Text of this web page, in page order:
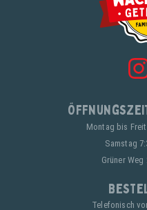
Montag bis
Samstag
Grüner Weg
Telefonisch